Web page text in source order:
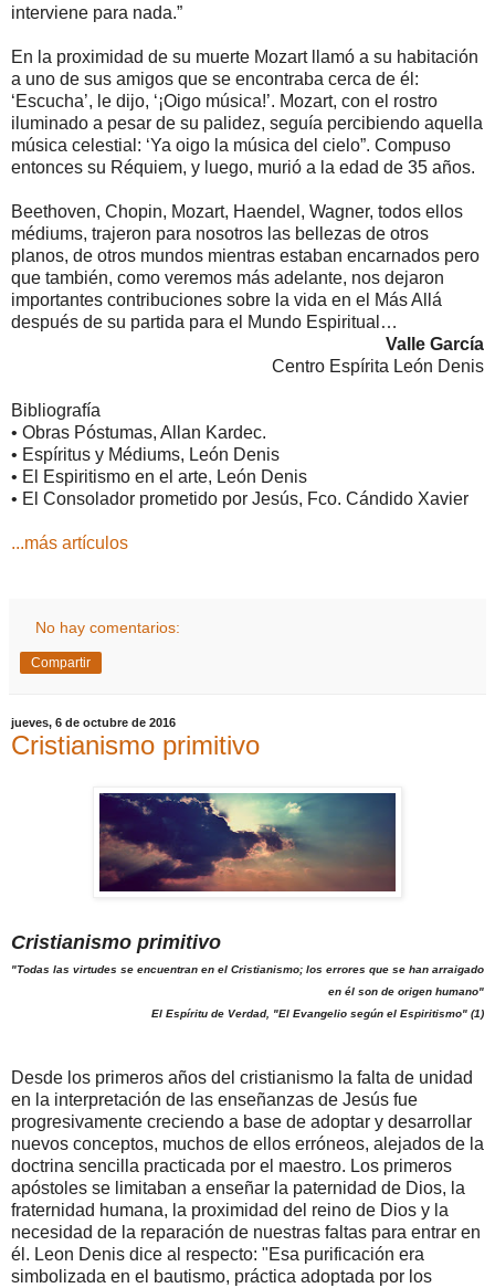
interviene para nada.”
En la proximidad de su muerte Mozart llamó a su habitación
a uno de sus amigos que se encontraba cerca de él:
‘Escucha’, le dijo, ‘¡Oigo música!’. Mozart, con el rostro
iluminado a pesar de su palidez, seguía percibiendo aquella
música celestial: ‘Ya oigo la música del cielo”. Compuso
entonces su Réquiem, y luego, murió a la edad de 35 años.
Beethoven, Chopin, Mozart, Haendel, Wagner, todos ellos
médiums, trajeron para nosotros las bellezas de otros
planos, de otros mundos mientras estaban encarnados pero
que también, como veremos más adelante, nos dejaron
importantes contribuciones sobre la vida en el Más Allá
después de su partida para el Mundo Espiritual…
Valle García
Centro Espírita León Denis
Bibliografía
• Obras Póstumas, Allan Kardec.
• Espíritus y Médiums, León Denis
• El Espiritismo en el arte, León Denis
• El Consolador prometido por Jesús, Fco. Cándido Xavier
...más artículos
No hay comentarios:
Compartir
jueves, 6 de octubre de 2016
Cristianismo primitivo
Cristianismo primitivo
"Todas las virtudes se encuentran en el Cristianismo; los errores que se han arraigado
en él son de origen humano"
El Espíritu de Verdad, "El Evangelio según el Espiritismo" (1)
Desde los primeros años del cristianismo la falta de unidad
en la interpretación de las enseñanzas de Jesús fue
progresivamente creciendo a base de adoptar y desarrollar
nuevos conceptos, muchos de ellos erróneos, alejados de la
doctrina sencilla practicada por el maestro. Los primeros
apóstoles se limitaban a enseñar la paternidad de Dios, la
fraternidad humana, la proximidad del reino de Dios y la
necesidad de la reparación de nuestras faltas para entrar en
él. Leon Denis dice al respecto: "Esa purificación era
simbolizada en el bautismo, práctica adoptada por los